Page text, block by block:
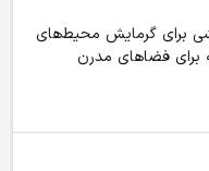
برای گرمایش محیط‌های
برای فضاهای مدرن